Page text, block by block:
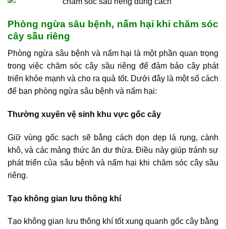
Phòng ngừa sâu bệnh, nấm hại khi chăm sóc
cây sầu riêng
Phòng ngừa sâu bệnh và nấm hại là một phần quan trọng
trong việc chăm sóc cây sầu riêng để đảm bảo cây phát
triển khỏe mạnh và cho ra quả tốt. Dưới đây là một số cách
để bạn phòng ngừa sâu bệnh và nấm hại:
Thường xuyên vệ sinh khu vực gốc cây
Giữ vùng gốc sạch sẽ bằng cách dọn dẹp lá rụng, cành
khô, và các mảng thức ăn dư thừa. Điều này giúp tránh sự
phát triển của sâu bệnh và nấm hại khi chăm sóc cây sầu
riêng.
Tạo không gian lưu thông khí
Tạo không gian lưu thông khí tốt xung quanh gốc cây bằng